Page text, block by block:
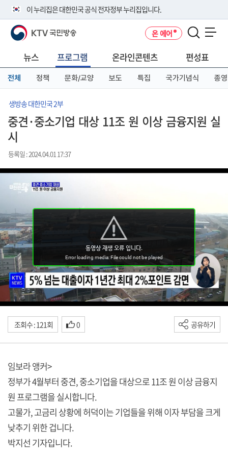
이 누리집은 대한민국 공식 전자정부 누리집입니다.
공식 누리집 주소 확인하기
니다.
이밖에 or.kr 또는 .kr등 다른 도메인 주소를 사용하고 있다면 아래 URL에
서 도메인 주소를 확인해 보세요
KTV 국민방송 온 에어
뉴스 프로그램 온라인콘텐츠 편성표
전체 정책 문화/교양 보도 특집 국가기념식 종영
생방송 대한민국 2부
중견·중소기업 대상 11조 원 이상 금융지원 실
시
등록일 : 2024.04.01 17:37
조회수 : 121회 0 공유하기
임보라 앵커>
정부가 4월부터 중견, 중소기업을 대상으로 11조 원 이상 금융지
원 프로그램을 실시합니다.
고물가, 고금리 상황에 허덕이는 기업들을 위해 이자 부담을 크게
낮추기 위한 겁니다.
박지선 기자입니다.